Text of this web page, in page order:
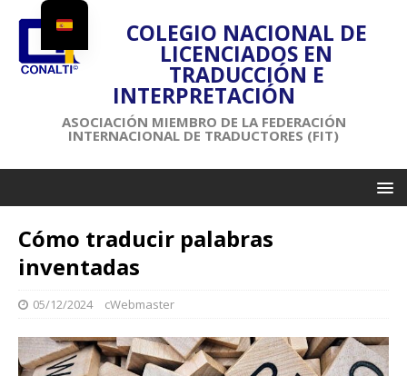
COLEGIO NACIONAL DE
LICENCIADOS EN
TRADUCCIÓN E
INTERPRETACIÓN
ASOCIACIÓN MIEMBRO DE LA FEDERACIÓN
INTERNACIONAL DE TRADUCTORES (FIT)
Cómo traducir palabras
inventadas
05/12/2024 cWebmaster